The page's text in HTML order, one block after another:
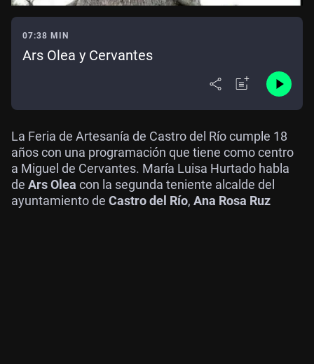
07:38 MIN
Ars Olea y Cervantes
La Feria de Artesanía de Castro del Río cumple 18
años con una programación que tiene como centro
a Miguel de Cervantes. María Luisa Hurtado habla
de Ars Olea con la segunda teniente alcalde del
ayuntamiento de Castro del Río, Ana Rosa Ruz